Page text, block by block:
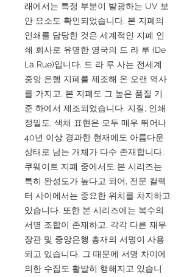
래에서는 특정 부분이 발광하는 UV 보
안 요소도 확인되었습니다. 본 지폐의
인쇄를 담당한 것은 세계적인 지폐 인
쇄 회사로 유명한 영국의 드 라 루 (De
La Rue)입니다. 드 라 루 사는 전세계
중앙 은행 지폐를 제조해 온 오랜 역사
를 가지고, 본 지폐도 그 높은 품질 기
준 하에서 제조되었습니다. 지질, 인쇄
정밀도, 색채 표현은 모두 매우 뛰어나
40년 이상 경과한 현재에도 아름다운
상태로 남는 개체가 다수 존재합니다.
쿠웨이트 지폐 중에서도 본 시리즈는
특히 완성도가 높다고 되어, 전문 컬렉
터 사이에서는 중요한 위치를 차지하고
있습니다. 또한 본 시리즈에는 복수의
서명 조합이 존재하고, 각각 다른 재무
장관 및 중앙은행 총재의 서명이 사용
되고 있습니다. 그 때문에 서명 차이에
의한 수집도 활발히 행해지고 있습니